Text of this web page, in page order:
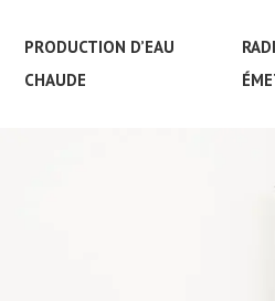
PRODUCTION D’EAU
CHAUDE